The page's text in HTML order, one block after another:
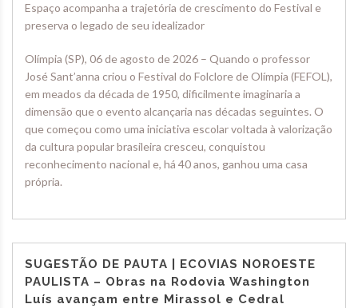
Espaço acompanha a trajetória de crescimento do Festival e
preserva o legado de seu idealizador
Olímpia (SP), 06 de agosto de 2026 – Quando o professor
José Sant’anna criou o Festival do Folclore de Olímpia (FEFOL),
em meados da década de 1950, dificilmente imaginaria a
dimensão que o evento alcançaria nas décadas seguintes. O
que começou como uma iniciativa escolar voltada à valorização
da cultura popular brasileira cresceu, conquistou
reconhecimento nacional e, há 40 anos, ganhou uma casa
própria.
SUGESTÃO DE PAUTA | ECOVIAS NOROESTE
PAULISTA – Obras na Rodovia Washington
Luís avançam entre Mirassol e Cedral